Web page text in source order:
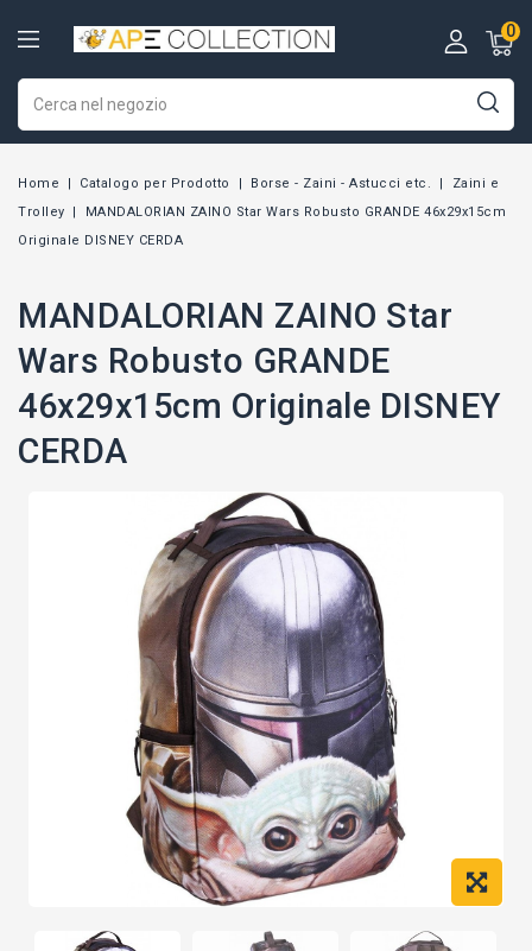
0
Home Catalogo per Prodotto Borse - Zaini - Astucci etc.
Zaini e
Trolley
MANDALORIAN ZAINO Star Wars Robusto GRANDE 46x29x15cm
Originale DISNEY CERDA
MANDALORIAN ZAINO Star
Wars Robusto GRANDE
46x29x15cm Originale DISNEY
CERDA